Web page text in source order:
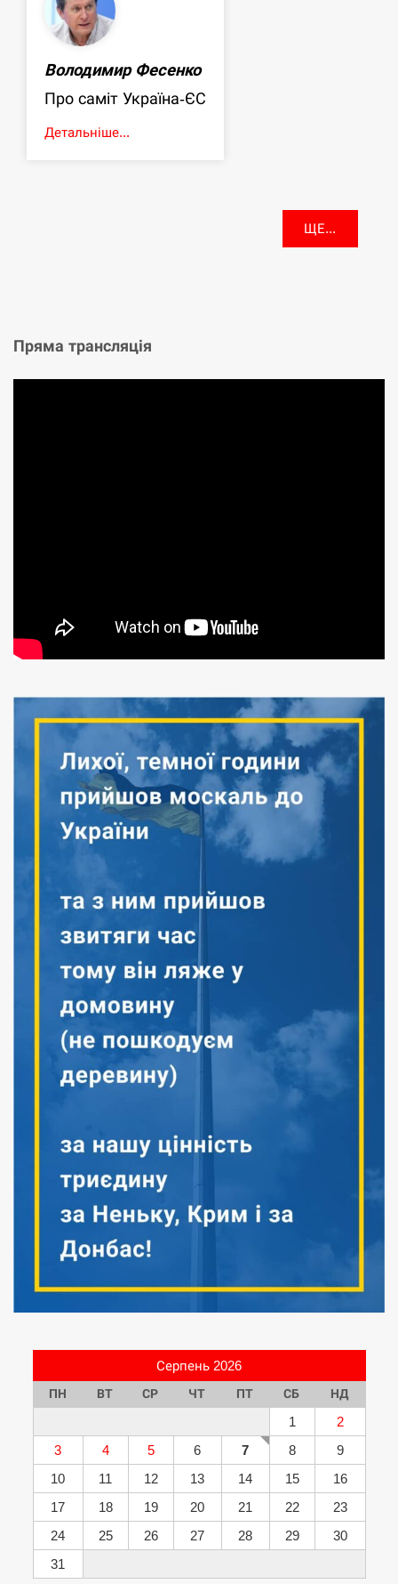
Володимир Фесенко
Про саміт Україна-ЄС
Детальніше...
ЩЕ...
Пряма трансляція
Серпень 2026
ПН ВТ СР ЧТ ПТ СБ НД
1
2
3
4 5 6 7 8
9
10
11 12 13 14 15
16
17
18 19 20 21 22
23
24
25 26 27 28 29
30
31